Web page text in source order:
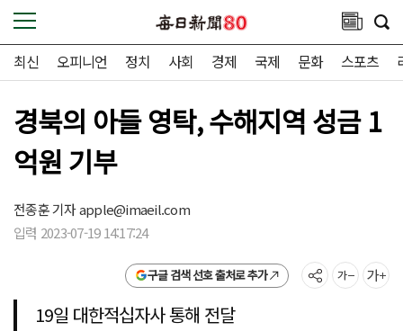
최신 오피니언 정치 사회 경제 국제 문화 스포츠
경북의 아들 영탁, 수해지역 성금 1
억원 기부
전종훈 기자apple@imaeil.com
입력 2023-07-19 14:17:24
구글 검색 선호 출처로 추가
19일 대한적십자사 통해 전달